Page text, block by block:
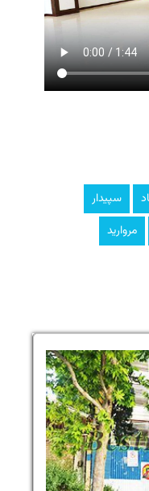
سپیدار
مروارید